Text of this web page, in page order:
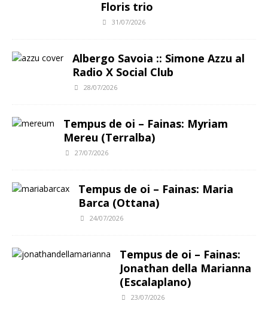
Floris trio
31/07/2026
Albergo Savoia :: Simone Azzu al
Radio X Social Club
28/07/2026
Tempus de oi – Fainas: Myriam
Mereu (Terralba)
27/07/2026
Tempus de oi – Fainas: Maria
Barca (Ottana)
24/07/2026
Tempus de oi – Fainas:
Jonathan della Marianna
(Escalaplano)
23/07/2026